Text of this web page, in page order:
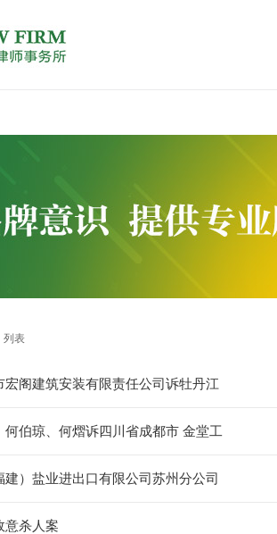
列表
阁建筑安装有限责任公司诉牡丹江
伯琼、何熠诉四川省成都市 金堂工
）盐业进出口有限公司苏州分公司
意杀人案